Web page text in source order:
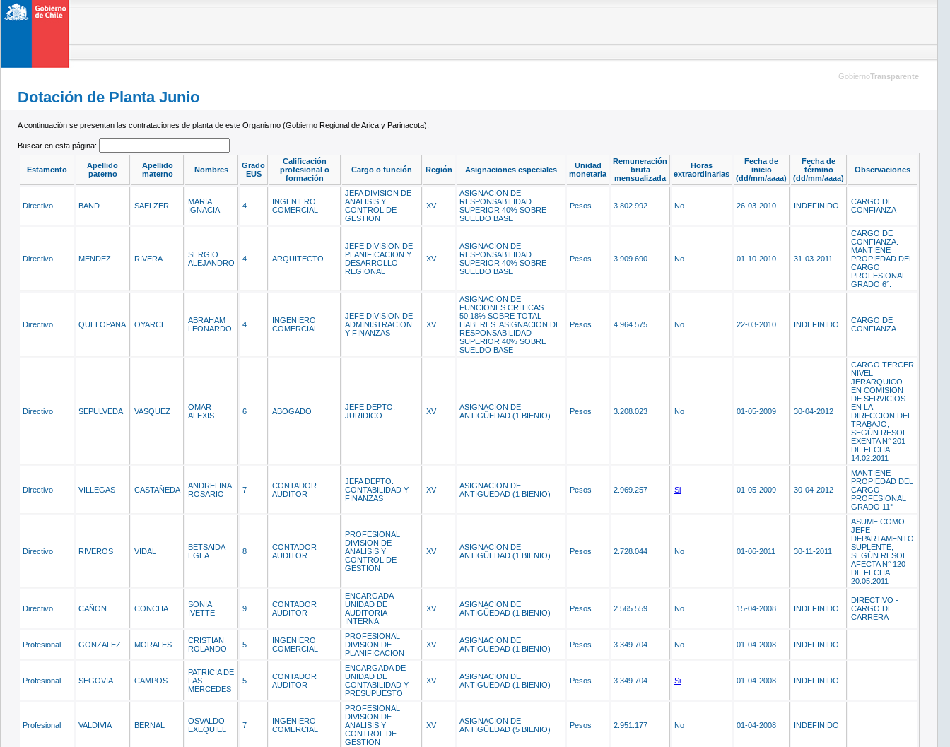
GobiernoTransparente
Dotación de Planta Junio
A continuación se presentan las contrataciones de planta de este Organismo (Gobierno Regional de Arica y Parinacota).
Buscar en esta página:
Estamento
Apellido
paterno
Apellido
materno
Nombres
Grado
EUS
Calificación
profesional o
formación
Cargo o función Región Asignaciones especiales
Unidad
monetaria
Remuneración
bruta
mensualizada
Horas
extraordinarias
Fecha de
inicio
(dd/mm/aaaa)
Fecha de
término
(dd/mm/aaaa)
Observaciones
Directivo BAND SAELZER
MARIA
IGNACIA
4
INGENIERO
COMERCIAL
JEFA DIVISION DE
ANALISIS Y
CONTROL DE
GESTION
XV
ASIGNACION DE
RESPONSABILIDAD
SUPERIOR 40% SOBRE
SUELDO BASE
Pesos 3.802.992 No 26-03-2010 INDEFINIDO
CARGO DE
CONFIANZA
Directivo MENDEZ RIVERA
SERGIO
ALEJANDRO
4 ARQUITECTO
JEFE DIVISION DE
PLANIFICACION Y
DESARROLLO
REGIONAL
XV
ASIGNACION DE
RESPONSABILIDAD
SUPERIOR 40% SOBRE
SUELDO BASE
Pesos 3.909.690 No 01-10-2010 31-03-2011
CARGO DE
CONFIANZA.
MANTIENE
PROPIEDAD DEL
CARGO
PROFESIONAL
GRADO 6°.
Directivo QUELOPANA OYARCE
ABRAHAM
LEONARDO
4
INGENIERO
COMERCIAL
JEFE DIVISION DE
ADMINISTRACION
Y FINANZAS
XV
ASIGNACION DE
FUNCIONES CRITICAS
50,18% SOBRE TOTAL
HABERES. ASIGNACION DE
RESPONSABILIDAD
SUPERIOR 40% SOBRE
SUELDO BASE
Pesos 4.964.575 No 22-03-2010 INDEFINIDO
CARGO DE
CONFIANZA
Directivo SEPULVEDA VASQUEZ
OMAR
ALEXIS
6 ABOGADO
JEFE DEPTO.
JURIDICO
XV
ASIGNACION DE
ANTIGÜEDAD (1 BIENIO)
Pesos 3.208.023 No 01-05-2009 30-04-2012
CARGO TERCER
NIVEL
JERARQUICO.
EN COMISION
DE SERVICIOS
EN LA
DIRECCION DEL
TRABAJO,
SEGÚN RESOL.
EXENTA N° 201
DE FECHA
14.02.2011
Directivo VILLEGAS CASTAÑEDA
ANDRELINA
ROSARIO
7
CONTADOR
AUDITOR
JEFA DEPTO.
CONTABILIDAD Y
FINANZAS
XV
ASIGNACION DE
ANTIGÜEDAD (1 BIENIO)
Pesos 2.969.257 Si 01-05-2009 30-04-2012
MANTIENE
PROPIEDAD DEL
CARGO
PROFESIONAL
GRADO 11°
Directivo RIVEROS VIDAL
BETSAIDA
EGEA
8
CONTADOR
AUDITOR
PROFESIONAL
DIVISION DE
ANALISIS Y
CONTROL DE
GESTION
XV
ASIGNACION DE
ANTIGÜEDAD (1 BIENIO)
Pesos 2.728.044 No 01-06-2011 30-11-2011
ASUME COMO
JEFE
DEPARTAMENTO
SUPLENTE,
SEGÚN RESOL.
AFECTA N° 120
DE FECHA
20.05.2011
Directivo CAÑON CONCHA
SONIA
IVETTE
9
CONTADOR
AUDITOR
ENCARGADA
UNIDAD DE
AUDITORIA
INTERNA
XV
ASIGNACION DE
ANTIGÜEDAD (1 BIENIO)
Pesos 2.565.559 No 15-04-2008 INDEFINIDO
DIRECTIVO -
CARGO DE
CARRERA
Profesional GONZALEZ MORALES
CRISTIAN
ROLANDO
5
INGENIERO
COMERCIAL
PROFESIONAL
DIVISION DE
PLANIFICACION
XV
ASIGNACION DE
ANTIGÜEDAD (1 BIENIO)
Pesos 3.349.704 No 01-04-2008 INDEFINIDO
Profesional SEGOVIA CAMPOS
PATRICIA DE
LAS
MERCEDES
5
CONTADOR
AUDITOR
ENCARGADA DE
UNIDAD DE
CONTABILIDAD Y
PRESUPUESTO
XV
ASIGNACION DE
ANTIGÜEDAD (1 BIENIO)
Pesos 3.349.704 Si 01-04-2008 INDEFINIDO
Profesional VALDIVIA BERNAL
OSVALDO
EXEQUIEL
7
INGENIERO
COMERCIAL
PROFESIONAL
DIVISION DE
ANALISIS Y
CONTROL DE
GESTION
XV
ASIGNACION DE
ANTIGÜEDAD (5 BIENIO)
Pesos 2.951.177 No 01-04-2008 INDEFINIDO